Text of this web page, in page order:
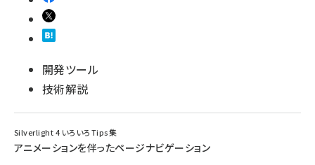
開発ツール
技術解説
Silverlight 4 いろいろTips集
アニメーションを伴ったページナビゲーション